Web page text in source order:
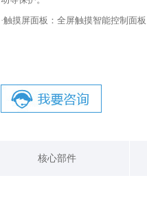
·触摸屏面板：全屏触摸智能控制面
核心部件